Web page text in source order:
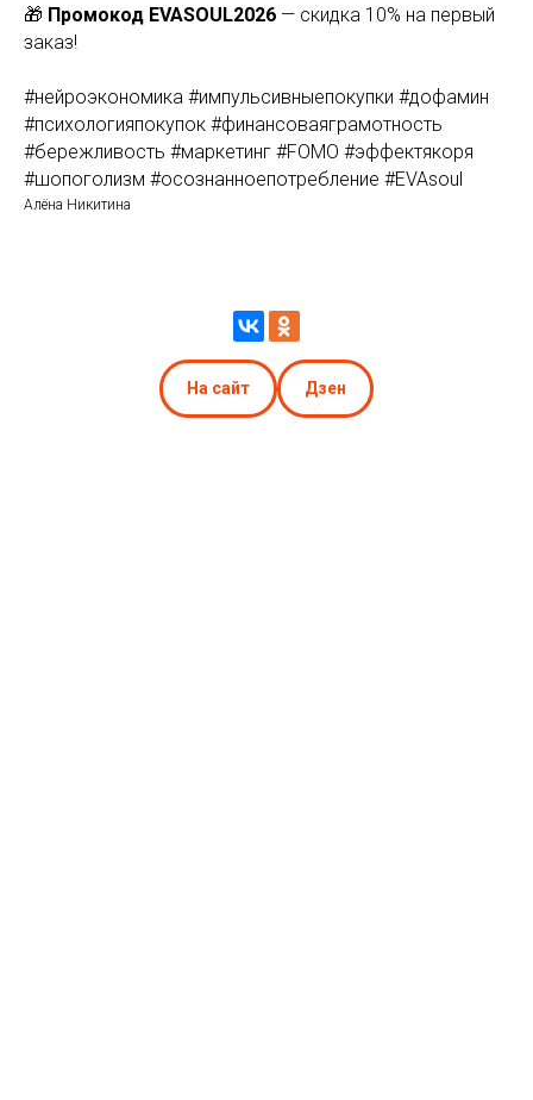
🎁 Промокод EVASOUL2026 — скидка 10% на первый
заказ!
#нейроэкономика #импульсивныепокупки #дофамин
#психологияпокупок #финансоваяграмотность
#бережливость #маркетинг #FOMO #эффектякоря
#шопоголизм #осознанноепотребление #EVAsoul
Алёна Никитина
На сайт Дзен